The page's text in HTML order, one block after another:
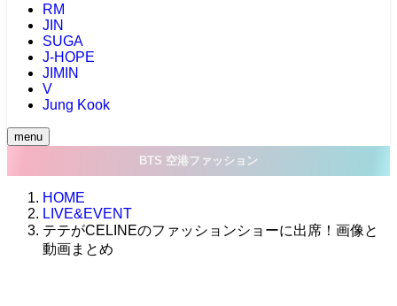
RM
JIN
SUGA
J-HOPE
JIMIN
V
Jung Kook
menu
BTS 空港ファッション
HOME
LIVE&EVENT
テテがCELINEのファッションショーに出席！画像と
動画まとめ